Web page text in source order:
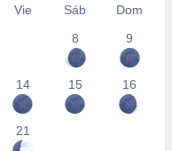
Vie Sáb
Dom
8
9
14 15 16
21